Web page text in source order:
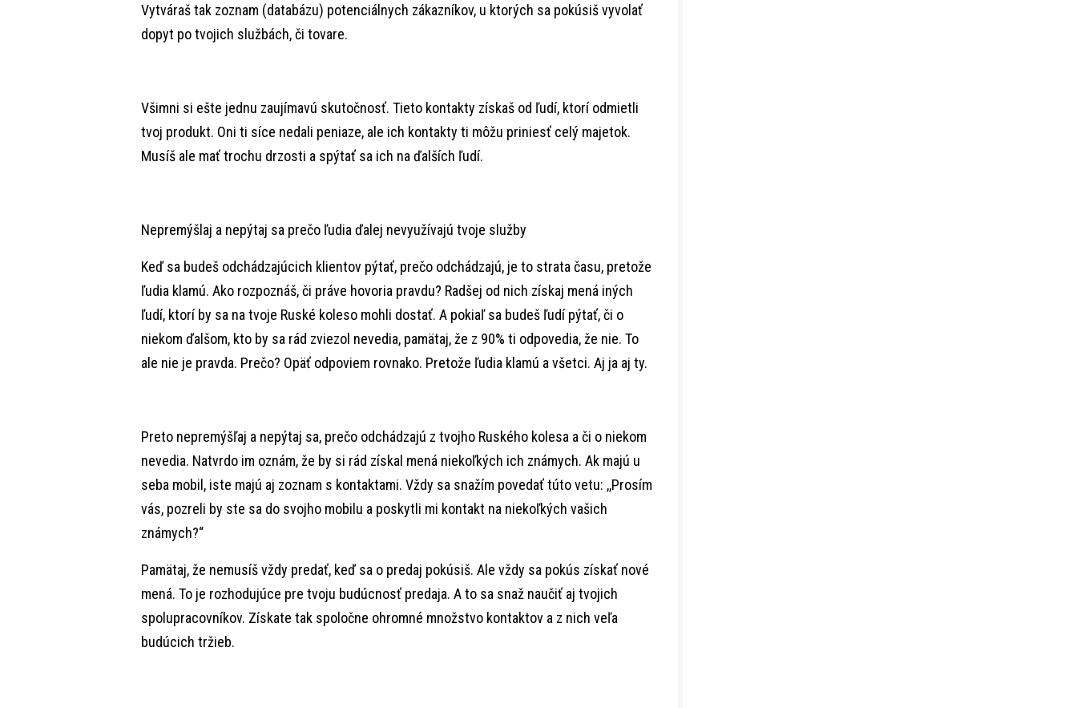
Vytváraš tak zoznam (databázu) potenciálnych zákazníkov, u ktorých sa pokúsiš vyvolať
dopyt po tvojich službách, či tovare.
Všimni si ešte jednu zaujímavú skutočnosť. Tieto kontakty získaš od ľudí, ktorí odmietli
tvoj produkt. Oni ti síce nedali peniaze, ale ich kontakty ti môžu priniesť celý majetok.
Musíš ale mať trochu drzosti a spýtať sa ich na ďalších ľudí.
Nepremýšlaj a nepýtaj sa prečo ľudia ďalej nevyužívajú tvoje služby
Keď sa budeš odchádzajúcich klientov pýtať, prečo odchádzajú, je to strata času, pretože
ľudia klamú. Ako rozpoznáš, či práve hovoria pravdu? Radšej od nich získaj mená iných
ľudí, ktorí by sa na tvoje Ruské koleso mohli dostať. A pokiaľ sa budeš ľudí pýtať, či o
niekom ďalšom, kto by sa rád zviezol nevedia, pamätaj, že z 90% ti odpovedia, že nie. To
ale nie je pravda. Prečo? Opäť odpoviem rovnako. Pretože ľudia klamú a všetci. Aj ja aj ty.
Preto nepremýšľaj a nepýtaj sa, prečo odchádzajú z tvojho Ruského kolesa a či o niekom
nevedia. Natvrdo im oznám, že by si rád získal mená niekoľkých ich známych. Ak majú u
seba mobil, iste majú aj zoznam s kontaktami. Vždy sa snažím povedať túto vetu: ,,Prosím
vás, pozreli by ste sa do svojho mobilu a poskytli mi kontakt na niekoľkých vašich
známych?“
Pamätaj, že nemusíš vždy predať, keď sa o predaj pokúsiš. Ale vždy sa pokús získať nové
mená. To je rozhodujúce pre tvoju budúcnosť predaja. A to sa snaž naučiť aj tvojich
spolupracovníkov. Získate tak spoločne ohromné množstvo kontaktov a z nich veľa
budúcich tržieb.